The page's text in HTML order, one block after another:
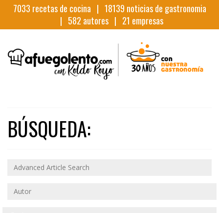
7033 recetas de cocina | 18139 noticias de gastronomia
| 582 autores | 21 empresas
BÚSQUEDA: